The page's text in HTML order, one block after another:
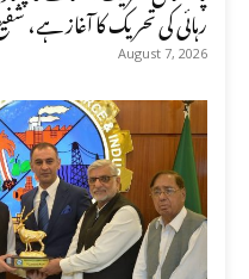
رہائی کی تحریک کا آغاز ہے،
August 7, 2026